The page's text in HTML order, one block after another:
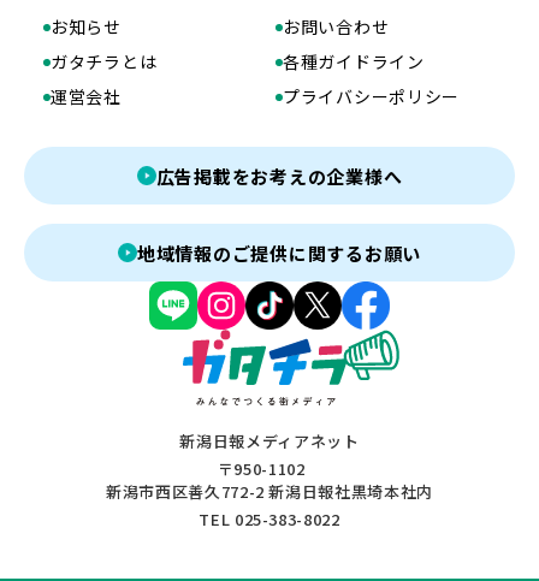
新潟日報メディアネット
〒950-1102
新潟市西区善久772-2 新潟日報社黒埼本社内
TEL 025-383-8022
お知らせ
お問い合わせ
ガタチラとは
各種ガイドライン
運営会社
プライバシーポリシー
広告掲載をお考えの企業様へ
地域情報のご提供に関するお願い